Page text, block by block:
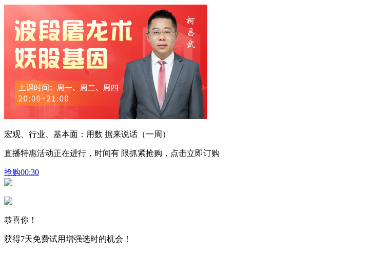
宏观、行业、基本面：用数 据来说话（一周）
直播特惠活动正在进行，时间有 限抓紧抢购，点击立即订购
抢购00:30
恭喜你！
获得7天免费试用增强选时的机会！